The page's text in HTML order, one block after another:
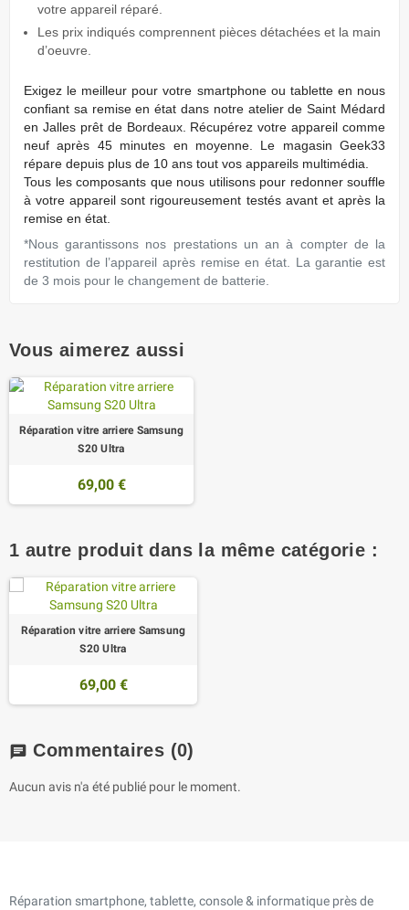
votre appareil réparé.
Les prix indiqués comprennent pièces détachées et la main
d’oeuvre.
Exigez le meilleur pour votre smartphone ou tablette en nous
conﬁant sa remise en état dans notre atelier de Saint Médard
en Jalles prêt de Bordeaux. Récupérez votre appareil comme
neuf après 45 minutes en moyenne. Le magasin Geek33
répare depuis plus de 10 ans tout vos appareils multimédia.
Tous les composants que nous utilisons pour redonner souffle
à votre appareil sont rigoureusement testés avant et après la
remise en état.
*Nous garantissons nos prestations un an à compter de la
restitution de l’appareil après remise en état. La garantie est
de 3 mois pour le changement de batterie.
Vous aimerez aussi
Réparation vitre arriere Samsung
S20 Ultra
69,00 €
1 autre produit dans la même catégorie :
Réparation vitre arriere Samsung
S20 Ultra
69,00 €
chat Commentaires (0)
Aucun avis n'a été publié pour le moment.
Réparation smartphone, tablette, console & informatique près de